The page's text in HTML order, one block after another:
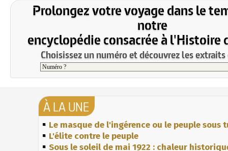
Prolongez votre voyage dans le
notre
encyclopédie consacrée à l'Histoire
Choisissez un numéro et découvrez les
À LA UNE
Le masque de l'ingérence ou le peuple sous
L'élite contre le peuple
Sous le soleil de mai 1922 : chaleur